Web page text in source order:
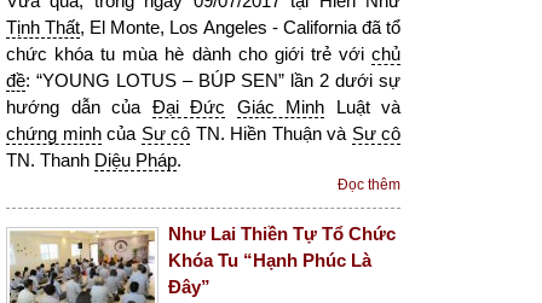
Tịnh Thất, El Monte, Los Angeles - California đã tổ
chức khóa tu mùa hè dành cho giới trẻ với chủ
đề: “YOUNG LOTUS – BÚP SEN” lần 2 dưới sự
hướng dẫn của Đại Đức Giác Minh Luật và
chứng minhcủa Sư cô TN. Hiền Thuận và Sư cô
TN. Thanh Diệu Pháp.
Đọc thêm
Như Lai Thiền Tự Tổ Chức
Khóa Tu “Hạnh Phúc Là
Đây”